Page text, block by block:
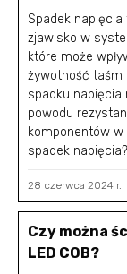
Spadek
zjawisko w
które może
żywotność taśm
spadku napięcia
powodu
komponentów w
spadek
28 czerwca 2024 r.
Czy można
LED COB?